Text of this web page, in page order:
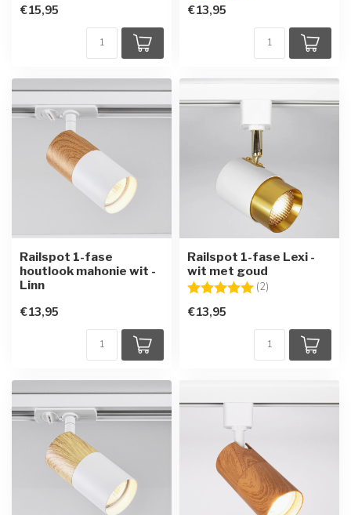
€15,95 €13,95
Railspot 1-fase
houtlook mahonie wit -
Linn
€13,95
Railspot 1-fase Lexi -
wit met goud
Beoordeling: (2)
€13,95